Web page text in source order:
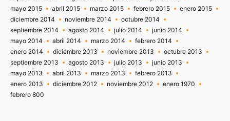
mayo 2015
abril 2015 marzo 2015 febrero 2015
enero 2015
diciembre 2014
noviembre 2014
octubre 2014
septiembre 2014
agosto 2014 julio 2014
junio 2014
mayo 2014
abril 2014 marzo 2014
febrero 2014
enero 2014
diciembre 2013 noviembre 2013
octubre 2013
septiembre 2013
agosto 2013 julio 2013
junio 2013
mayo 2013
abril 2013 marzo 2013
febrero 2013
enero 2013
diciembre 2012 noviembre 2012
enero 1970
febrero 800